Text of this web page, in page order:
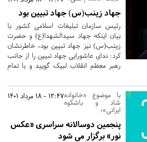
جهاد زینب(س) جهاد تبیین بود
رئیس سازمان تبلیغات اسلامی کشور با
بیان اینکه جهاد سیدالشهدا(ع) و حضرت
زینب(س) نیز جهاد تبیین بود، خاطرنشان
کرد: ندای عاشورایی جهاد تبیین را از جانب
رهبر معظم انقلاب لبیک گویید و با تمام
12:47 - 18 مرداد 1401با موضوع «خانواده
شاد و باشکوه
ایرانی»؛
پنجمین دوسالانه سراسری «عکس
نور» برگزار می شود